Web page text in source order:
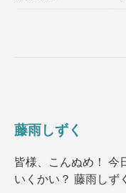
藤雨しずく
皆様、こんぬめ！ 今
いくかい？ 藤雨しず